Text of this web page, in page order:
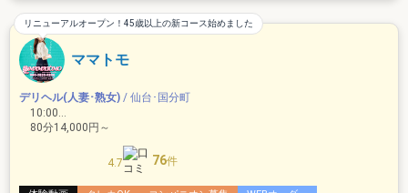
ママトモ
デリヘル(人妻･熟女) / 仙台･国分町
10:00～
80分14,000円～
4.7 76件
リニューアルオープン！45歳以上の新コース始めました